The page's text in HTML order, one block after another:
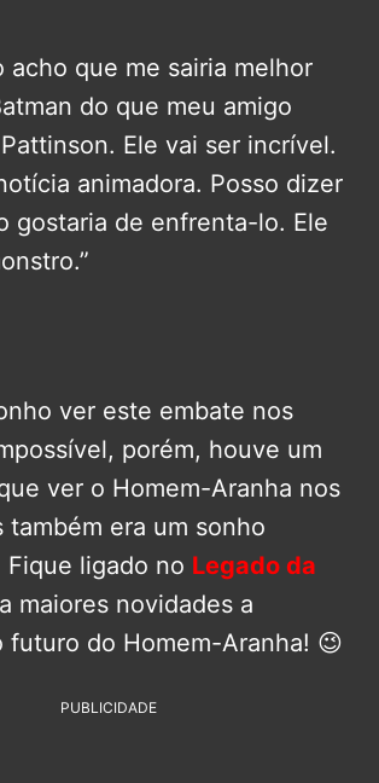
acho que me sairia melhor
do que meu amigo
Ele vai ser incrível.
animadora. Posso dizer
gostaria de enfrenta-lo. Ele
ver este embate nos
porém, houve um
ver o Homem-Aranha nos
também era um sonho
Fique ligado no Legado da
maiores novidades a
futuro do Homem-Aranha! 😉
PUBLICIDADE